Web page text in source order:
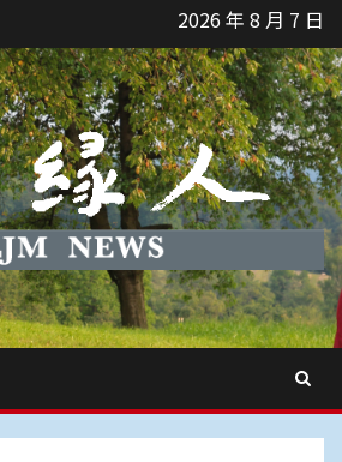
2026 年 8 月 7 日